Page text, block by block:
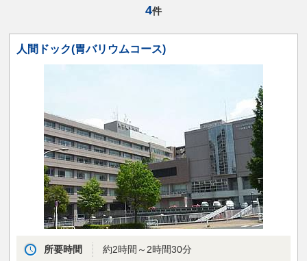
4件
人間ドック(胃バリウムコース)
所要時間 約2時間～2時間30分